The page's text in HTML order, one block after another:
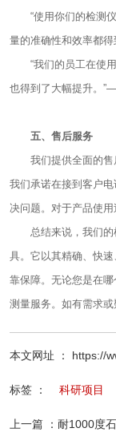
“使用你们的检测
量的准确性和效率都
“我们的员工在使
也得到了大幅提升。
五、售后服务
我们提供全面的售
我们承诺在接到客户
决问题。对于产品使用
总结来说，我们
具。它以其精确、快
靠保障。无论您是在
测量服务。如有需求
本文网址 ： https://
标签 ： 科研项目
上一篇 ： 耐1000度